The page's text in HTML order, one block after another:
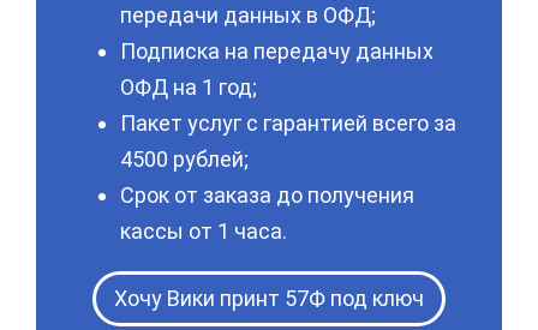
передачи данных в ОФД;
Подписка на передачу данных
ОФД на 1 год;
Пакет услуг с гарантией всего за
4500 рублей;
Срок от заказа до получения
кассы от 1 часа.
Хочу Вики принт 57Ф под ключ